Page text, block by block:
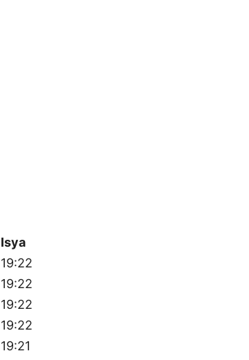
Isya
19:22
19:22
19:22
19:22
19:21